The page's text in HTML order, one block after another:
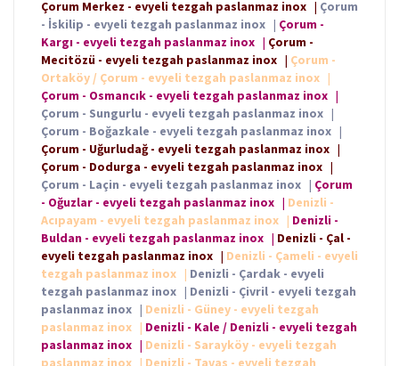
Çorum Merkez - evyeli tezgah paslanmaz inox | Çorum
- İskilip - evyeli tezgah paslanmaz inox | Çorum -
Kargı - evyeli tezgah paslanmaz inox | Çorum -
Mecitözü - evyeli tezgah paslanmaz inox | Çorum -
Ortaköy / Çorum - evyeli tezgah paslanmaz inox |
Çorum - Osmancık - evyeli tezgah paslanmaz inox |
Çorum - Sungurlu - evyeli tezgah paslanmaz inox |
Çorum - Boğazkale - evyeli tezgah paslanmaz inox |
Çorum - Uğurludağ - evyeli tezgah paslanmaz inox |
Çorum - Dodurga - evyeli tezgah paslanmaz inox |
Çorum - Laçin - evyeli tezgah paslanmaz inox | Çorum
- Oğuzlar - evyeli tezgah paslanmaz inox | Denizli -
Acıpayam - evyeli tezgah paslanmaz inox | Denizli -
Buldan - evyeli tezgah paslanmaz inox | Denizli - Çal -
evyeli tezgah paslanmaz inox | Denizli - Çameli - evyeli
tezgah paslanmaz inox | Denizli - Çardak - evyeli
tezgah paslanmaz inox | Denizli - Çivril - evyeli tezgah
paslanmaz inox | Denizli - Güney - evyeli tezgah
paslanmaz inox | Denizli - Kale / Denizli - evyeli tezgah
paslanmaz inox | Denizli - Sarayköy - evyeli tezgah
paslanmaz inox | Denizli - Tavas - evyeli tezgah